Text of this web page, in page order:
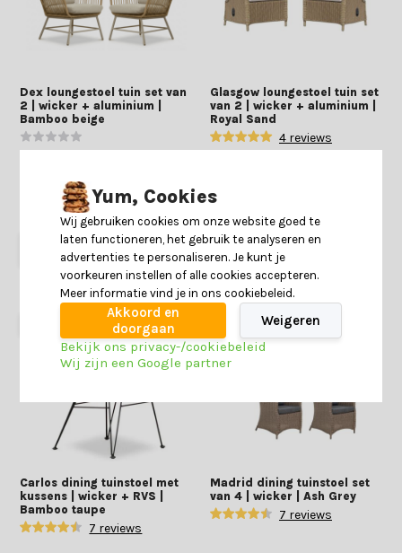
Dex loungestoel tuin set van
2 | wicker + aluminium |
Bamboo beige
Op voorraad
489,-
Glasgow loungestoel tuin set
van 2 | wicker + aluminium |
Royal Sand
4 reviews
29% korting
Carlos dining tuinstoel met
kussens | wicker + RVS |
Bamboo taupe
7 reviews
34% korting
Madrid dining tuinstoel set
van 4 | wicker | Ash Grey
7 reviews
Yum, Cookies
Wij gebruiken cookies om onze website goed te
laten functioneren, het gebruik te analyseren en
advertenties te personaliseren. Je kunt je
voorkeuren instellen of alle cookies accepteren.
Meer informatie vind je in ons cookiebeleid.
Akkoord en
doorgaan
Weigeren
Bekijk ons privacy-/cookiebeleid
Wij zijn een Google partner